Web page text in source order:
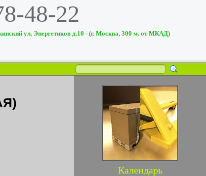
48-22
ул. Энергетиков д.10 - (г. Москва, 300 м. от МКАД)
Календарь